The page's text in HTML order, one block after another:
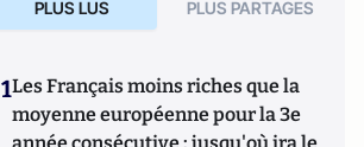
PLUS LUS PLUS PARTAGES
1Les Français moins riches que la
moyenne européenne pour la 3e